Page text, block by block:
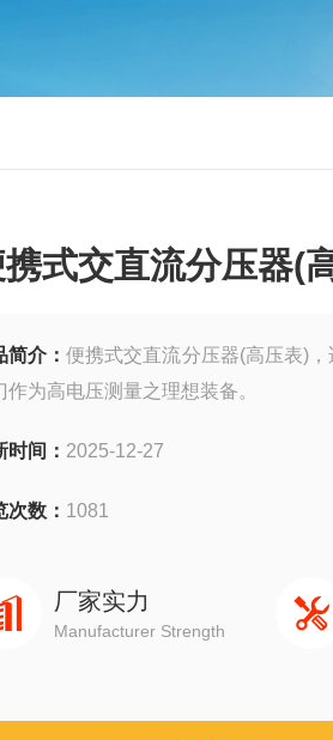
式交直流分压器(
简介： 便携式交直流分压器(高压表)
作为高电压测量之理想装备。
时间： 2025-12-27
次数： 1081
厂家实力
Manufacturer Strength